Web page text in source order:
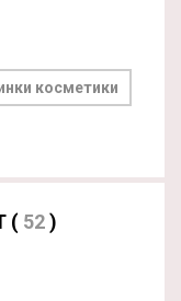
косметики
( 52)